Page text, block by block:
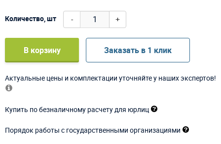
Количество, шт - +
В корзину Заказать в 1 клик
Актуальные цены и комплектации уточняйте у наших экспертов!
Купить по безналичному расчету для юрлиц
Порядок работы с государственными организациями